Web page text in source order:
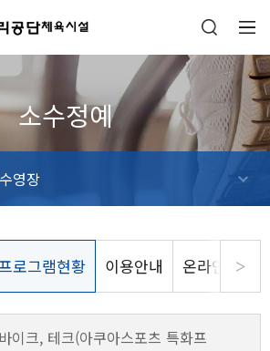
프로그램현황 이용안내 온라인수강
이크, 테크(아쿠아스포츠 특화프
영장